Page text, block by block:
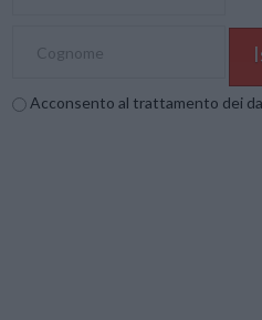
Acconsento al trattamento dei